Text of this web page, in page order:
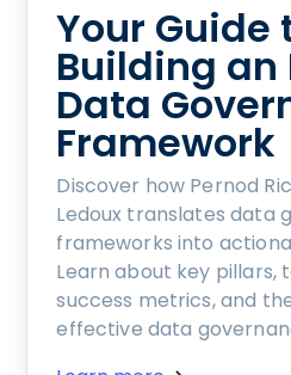
Your Guide
Building an
Data
Framework
Discover how Pernod
Ledoux translates data
frameworks into
Learn about key pillars,
success metrics, and
effective data